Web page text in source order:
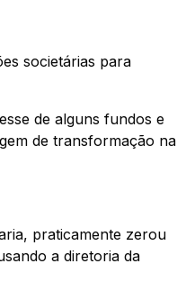
societárias para
de alguns fundos e
de transformação na
praticamente zerou
a diretoria da